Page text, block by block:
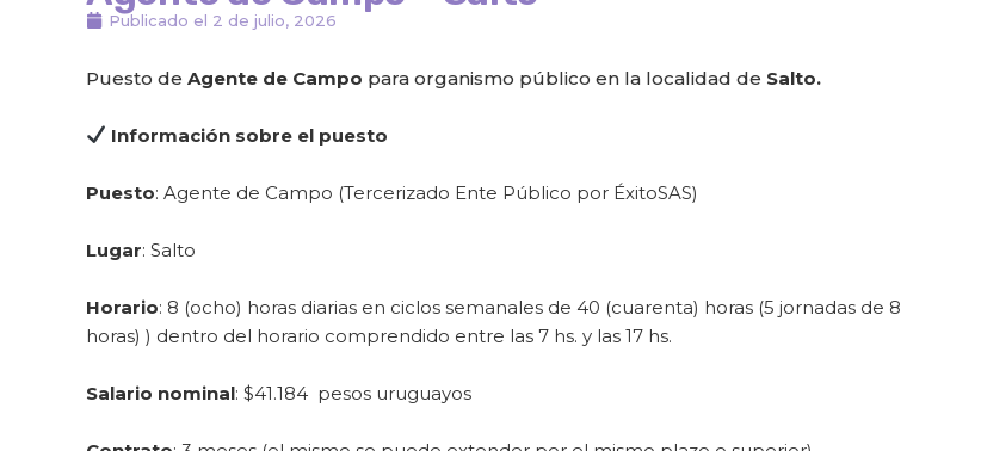
Publicado el 2 de julio, 2026
Puesto de Agente de Campo para organismo público en la localidad de Salto.
Información sobre el puesto
Puesto: Agente de Campo (Tercerizado Ente Público por ÉxitoSAS)
Lugar: Salto
Horario: 8 (ocho) horas diarias en ciclos semanales de 40 (cuarenta) horas (5 jornadas de 8
horas) ) dentro del horario comprendido entre las 7 hs. y las 17 hs.
Salario nominal: $41.184 pesos uruguayos